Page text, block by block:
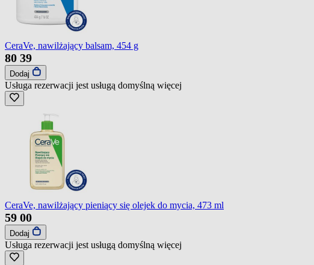
CeraVe, nawilżający balsam, 454 g
80 39
Dodaj
Usługa rezerwacji jest usługą domyślną więcej
CeraVe, nawilżający pieniący się olejek do mycia, 473 ml
59 00
Dodaj
Usługa rezerwacji jest usługą domyślną więcej